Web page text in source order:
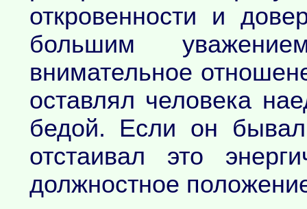
откровенности и
большим
внимательное
оставлял человека
бедой. Если он
отстаивал это
должностное